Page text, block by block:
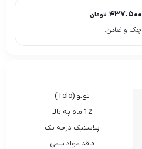
۴۳۷.۵۰۰ تومان
تولو (Tolo)
12 ماه به بالا
پلاستیک درجه یک
فاقد مواد سمی